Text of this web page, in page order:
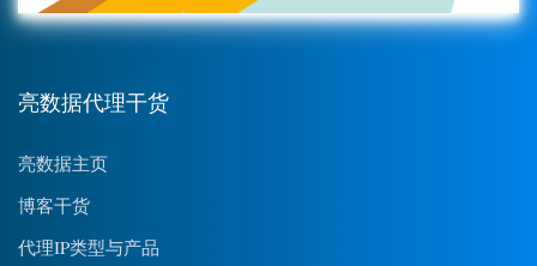
亮数据代理干货
亮数据主页
博客干货
代理IP类型与产品